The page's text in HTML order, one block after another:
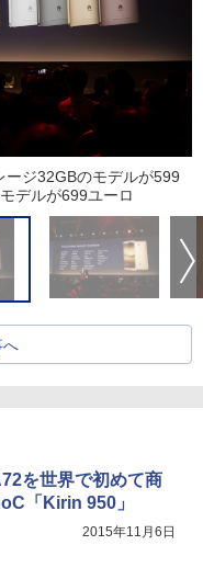
ジ32GBのモデルが599
デルが699ユーロ
へ
を世界で初めて商
「Kirin 950」
2015年11月6日